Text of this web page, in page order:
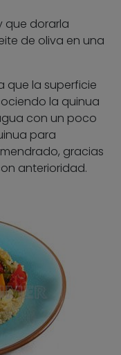
que dorarla
de oliva en una
que la superficie
la quinua
con un poco
para
gracias
anterioridad.